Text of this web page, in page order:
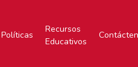
Políticas
Recursos
Educativos